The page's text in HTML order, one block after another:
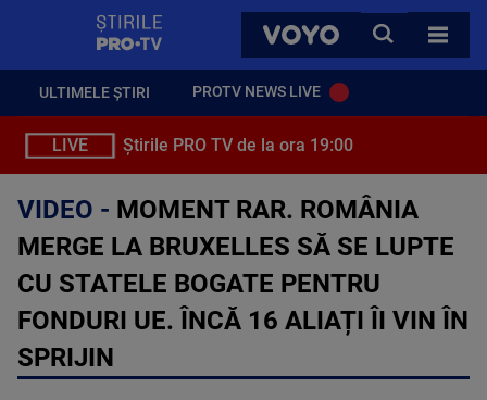
VOYO
CAUTA
TOATE
ULTIMELE ȘTIRI PROTV NEWS LIVE
LIVE Știrile PRO TV de la ora 19:00
VIDEO - MOMENT RAR. ROMÂNIA
MERGE LA BRUXELLES SĂ SE LUPTE
CU STATELE BOGATE PENTRU
FONDURI UE. ÎNCĂ 16 ALIAȚI ÎI VIN ÎN
SPRIJIN